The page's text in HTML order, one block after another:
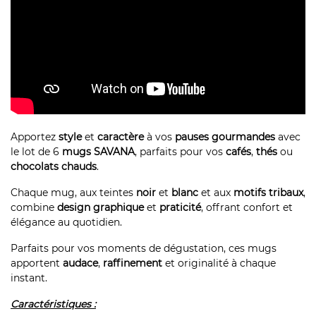
Apportez styleet caractèreà vos pauses gourmandes avec
le lot de 6 mugs SAVANA, parfaits pour vos cafés, thés ou
chocolats chauds.
Chaque mug, aux teintes noir et blanc et aux motifs tribaux,
combine design graphiqueet praticité, offrant confort et
élégance au quotidien.
Parfaits pour vos moments de dégustation, ces mugs
apportent audace, raffinement et originalité à chaque
instant.
Caractéristiques :